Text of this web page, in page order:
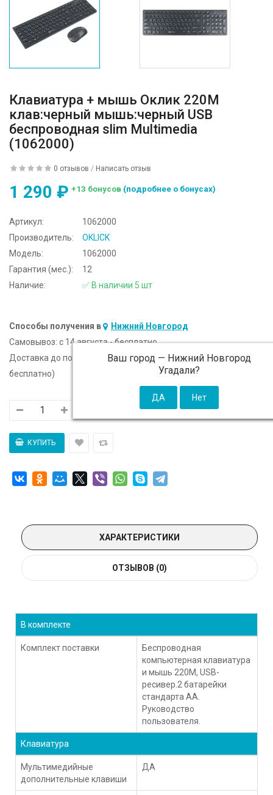
Клавиатура + мышь Оклик 220M
клав:черный мышь:черный USB
беспроводная slim Multimedia
(1062000)
0 отзывов / Написать отзыв
1 290 ₽ +13 бонусов (подробнее о бонусах)
Артикул:
1062000
Производитель:
OKLICK
Модель:
1062000
Гарантия (мес.):
12
Наличие:
✅ В наличии 5 шт
Способы получения в Нижний Новгород
Ваш город — Нижний Новгород
Угадали?
Самовывоз: c 14 августа - бесплатно
Доставка до подъезда:
c 14 августа - 300 ₽ (от 5 000 ₽
бесплатно)
ХАРАКТЕРИСТИКИ
ОТЗЫВОВ (0)
В комплекте
Комплект поставки
Беспроводная
компьютерная клавиатура
и мышь 220М, USB-
ресивер.2 батарейки
стандарта АА.
Руководство
пользователя.
Клавиатура
Мультимедийные
дополнительные клавиши
ДА